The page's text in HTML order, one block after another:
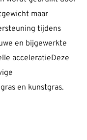
maar
tijdens
en bijgewerkte
acceleratieDeze
en kunstgras.